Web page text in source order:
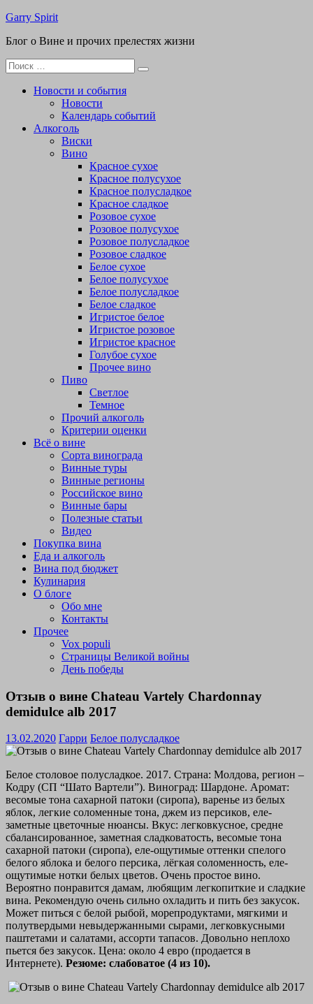
Перейти
содержимому
Garry Spirit
Блог о Вине и прочих прелестях жизни
Поиск
для:
Новости и события
Новости
Календарь событий
Алкоголь
Виски
Вино
Красное сухое
Красное полусухое
Красное полусладкое
Красное сладкое
Розовое сухое
Розовое полусухое
Розовое полусладкое
Розовое сладкое
Белое сухое
Белое полусухое
Белое полусладкое
Белое сладкое
Игристое белое
Игристое розовое
Игристое красное
Голубое сухое
Прочее вино
Пиво
Светлое
Темное
Прочий алкоголь
Критерии оценки
Всё о вине
Сорта винограда
Винные туры
Винные регионы
Российское вино
Винные бары
Полезные статьи
Видео
Покупка вина
Еда и алкоголь
Вина под бюджет
Кулинария
О блоге
Обо мне
Контакты
Прочее
Vox populi
Страницы Великой войны
День победы
Отзыв о вине Chateau Vartely Chardonnay
demidulce alb 2017
13.02.2020 Гарри Белое полусладкое
Белое столовое полусладкое. 2017. Страна: Молдова, регион –
Кодру (СП “Шато Вартели”). Виноград: Шардоне. Аромат:
весомые тона сахарной патоки (сиропа), варенье из белых
яблок, легкие соломенные тона, джем из персиков, еле-
заметные цветочные нюансы. Вкус: легковкусное, средне
сбалансированное, заметная сладковатость, весомые тона
сахарной патоки (сиропа), еле-ощутимые оттенки спелого
белого яблока и белого персика, лёгкая соломенность, еле-
ощутимые нотки белых цветов. Очень простое вино.
Вероятно понравится дамам, любящим легкопиткие и сладкие
вина. Рекомендую очень сильно охладить и пить без закусок.
Может питься с белой рыбой, морепродуктами, мягкими и
полутвердыми невыдержанными сырами, легковкусными
паштетами и салатами, ассорти тапасов. Довольно неплохо
пьется без закусок. Цена: около 4 евро (продается в
Интернете). Резюме: слабоватое (4 из 10).